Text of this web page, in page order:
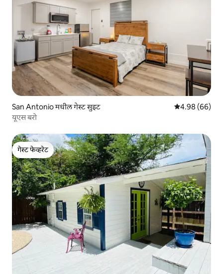
San Antonio मधील गेस्ट सुइट 5 पैकी 4.98
4.98 (66)
यूएस बरो
गेस्ट फेव्हरेट
गेस्ट फेव्हरेट